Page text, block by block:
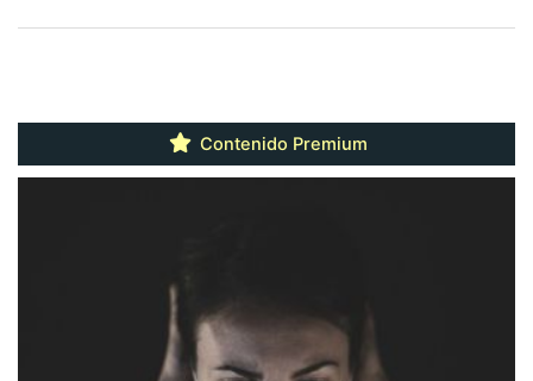
Contenido Premium